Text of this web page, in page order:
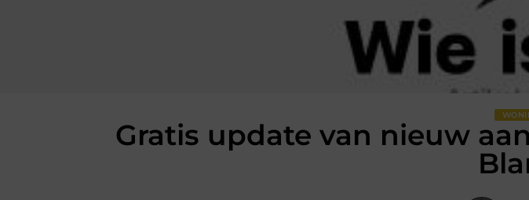
Gratis update van nieuw